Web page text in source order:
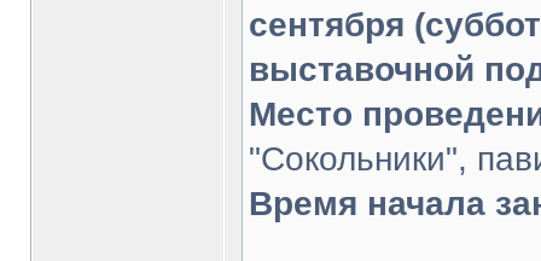
сентября
выставочной
Место
"Сокольники",
Время начала